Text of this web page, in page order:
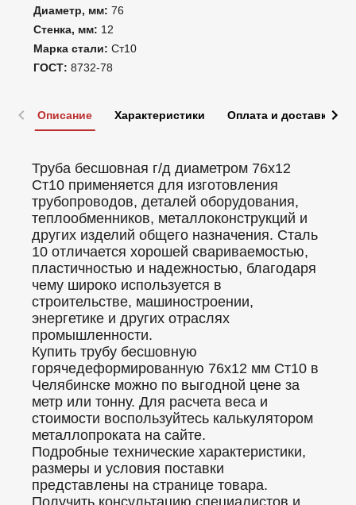
Диаметр, мм: 76
Стенка, мм: 12
Марка стали: Ст10
ГОСТ: 8732-78
Описание Характеристики Оплата и доставка
Труба бесшовная г/д диаметром 76х12
Ст10 применяется для изготовления
трубопроводов, деталей оборудования,
теплообменников, металлоконструкций и
других изделий общего назначения. Сталь
10 отличается хорошей свариваемостью,
пластичностью и надежностью, благодаря
чему широко используется в
строительстве, машиностроении,
энергетике и других отраслях
промышленности.
Купить трубу бесшовную
горячедеформированную 76x12 мм Ст10 в
Челябинске можно по выгодной цене за
метр или тонну. Для расчета веса и
стоимости воспользуйтесь калькулятором
металлопроката на сайте.
Подробные технические характеристики,
размеры и условия поставки
представлены на странице товара.
Получить консультацию специалистов и